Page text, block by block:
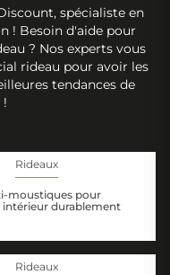
spécialiste en
! Besoin d'aide pour
? Nos experts vous
rideau pour avoir les
tendances de
Rideaux
moustiques pour
intérieur durablement
Rideaux